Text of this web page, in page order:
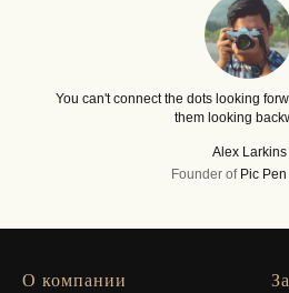
You can't connect the dots looking
them looking
Alex Larkins
Founder of Pic
О компании